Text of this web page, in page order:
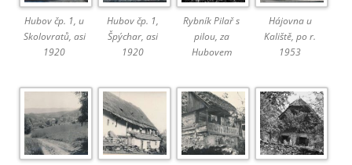
Hubov čp. 1, u
Skolovratů, asi
1920
Hubov čp. 1,
Špýchar, asi
1920
Rybník Pilař s
pilou, za
Hubovem
Hájovna u
Kaliště, po r.
1953